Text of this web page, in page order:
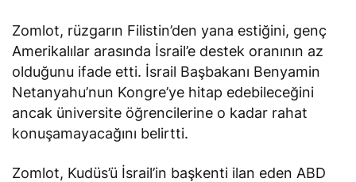
Zomlot, rüzgarın Filistin’den yana estiğini, genç
Amerikalılar arasında İsrail’e destek oranının az
olduğunu ifade etti. İsrail Başbakanı Benyamin
Netanyahu’nun Kongre’ye hitap edebileceğini
ancak üniversite öğrencilerine o kadar rahat
konuşamayacağını belirtti.
Zomlot, Kudüs’ü İsrail’in başkenti ilan eden ABD